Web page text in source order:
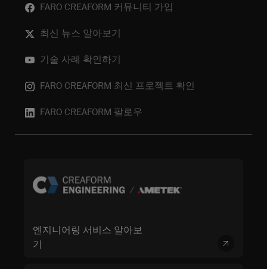
FARO CREAFORM 커뮤니티 가입
최신 뉴스 알아보기
기술 사례 확인하기
FARO CREAFORM 최신 프로젝트 확인
FARO CREAFORM 팔로우
엔지니어링 서비스 알아보
기